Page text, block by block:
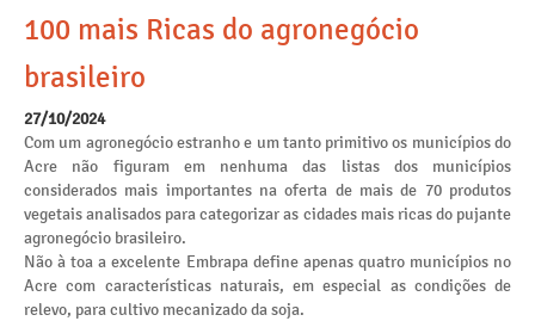
100 mais Ricas do agronegócio
brasileiro
27/10/2024
Com um agronegócio estranho e um tanto primitivo os municípios do
Acre não figuram em nenhuma das listas dos municípios
considerados mais importantes na oferta de mais de 70 produtos
vegetais analisados para categorizar as cidades mais ricas do pujante
agronegócio brasileiro.
Não à toa a excelente Embrapa define apenas quatro municípios no
Acre com características naturais, em especial as condições de
relevo, para cultivo mecanizado da soja.